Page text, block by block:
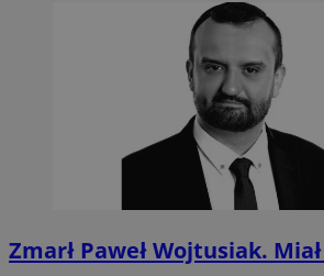
Zmarł Paweł Wojtusiak.